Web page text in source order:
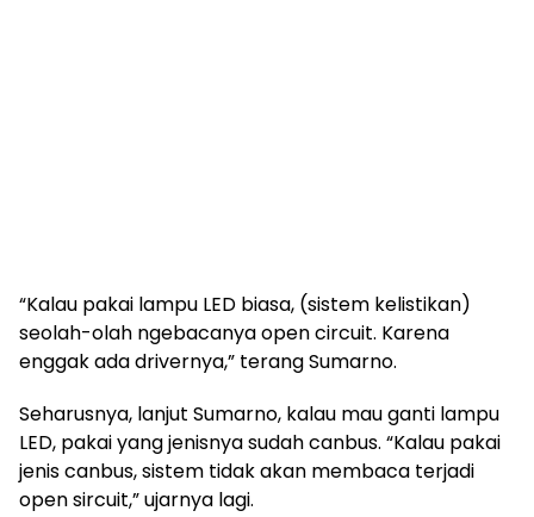
“Kalau pakai lampu LED biasa, (sistem kelistikan)
seolah-olah ngebacanya open circuit. Karena
enggak ada drivernya,” terang Sumarno.
Seharusnya, lanjut Sumarno, kalau mau ganti lampu
LED, pakai yang jenisnya sudah canbus. “Kalau pakai
jenis canbus, sistem tidak akan membaca terjadi
open sircuit,” ujarnya lagi.